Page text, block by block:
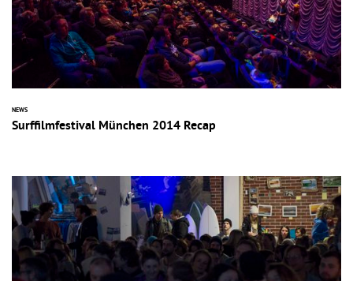
NEWS
Surffilmfestival München 2014 Recap